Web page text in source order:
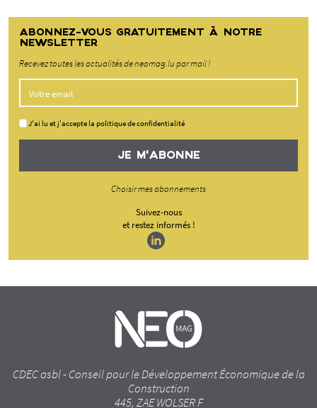
ABONNEZ-VOUS GRATUITEMENT À NOTRE
NEWSLETTER
Recevez toutes les actualités de neomag.lu par mail !
J'ai lu et j'accepte la politique de confidentialité
JE M'ABONNE
Choisir mes abonnements
Suivez-nous
et restez informés !
CDEC asbl - Conseil pour le Développement Économique de la
Construction
445, ZAE WOLSER F